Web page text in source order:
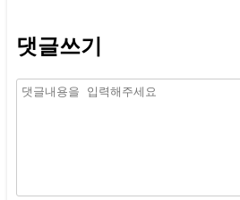
댓글쓰기